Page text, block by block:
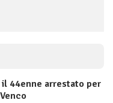
44enne arrestato per